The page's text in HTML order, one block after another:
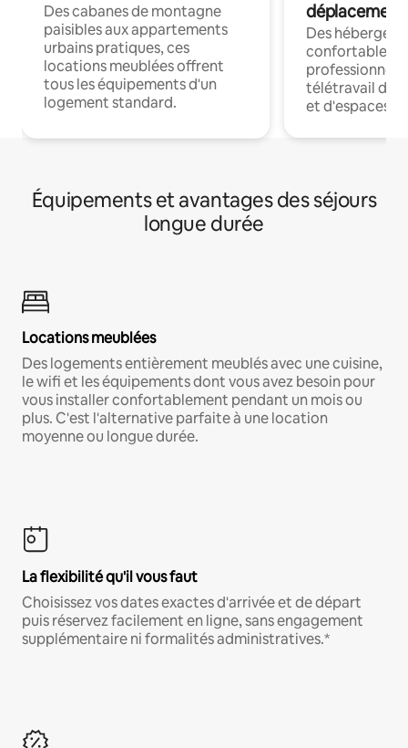
Des cabanes de montagne
paisibles aux appartements
urbains pratiques, ces
locations meublées offrent
tous les équipements d'un
logement standard.
déplacement
Des
confortables
professionnels
télétravail
et d'espaces
Équipements et avantages des séjours
longue durée
Locations meublées
Des logements entièrement meublés avec une cuisine,
le wifi et les équipements dont vous avez besoin pour
vous installer confortablement pendant un mois ou
plus. C'est l'alternative parfaite à une location
moyenne ou longue durée.
La flexibilité qu'il vous faut
Choisissez vos dates exactes d'arrivée et de départ
puis réservez facilement en ligne, sans engagement
supplémentaire ni formalités administratives.*